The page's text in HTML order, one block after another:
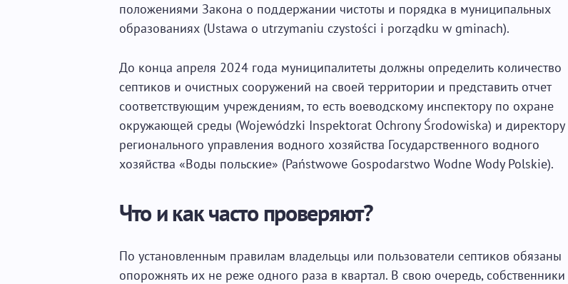
положениями Закона о поддержании чистоты и порядка в муниципальных
образованиях (Ustawa o utrzymaniu czystości i porządku w gminach).
До конца апреля 2024 года муниципалитеты должны определить количество
септиков и очистных сооружений на своей территории и представить отчет
соответствующим учреждениям, то есть воеводскому инспектору по охране
окружающей среды (Wojewódzki Inspektorat Ochrony Środowiska) и директору
регионального управления водного хозяйства Государственного водного
хозяйства «Воды польские» (Państwowe Gospodarstwo Wodne Wody Polskie).
Что и как часто проверяют?
По установленным правилам владельцы или пользователи септиков обязаны
опорожнять их не реже одного раза в квартал. В свою очередь, собственники